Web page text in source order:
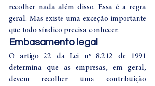
recolher nada além disso. Essa é a regra
geral. Mas existe uma exceção importante
que todo síndico precisa conhecer.
Embasamento legal
O artigo 22 da Lei nº 8.212 de 1991
determina que as empresas, em geral,
devem recolher uma contribuição